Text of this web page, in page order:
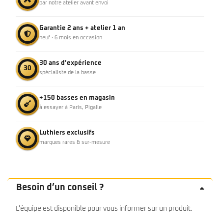
par notre atelier avant envoi
Garantie 2 ans + atelier 1 an
neuf · 6 mois en occasion
30
30 ans d’expérience
spécialiste de la basse
+150 basses en magasin
à essayer à Paris, Pigalle
Luthiers exclusifs
marques rares & sur-mesure
Besoin d’un conseil ?
L'équipe est disponible pour vous informer sur un produit.